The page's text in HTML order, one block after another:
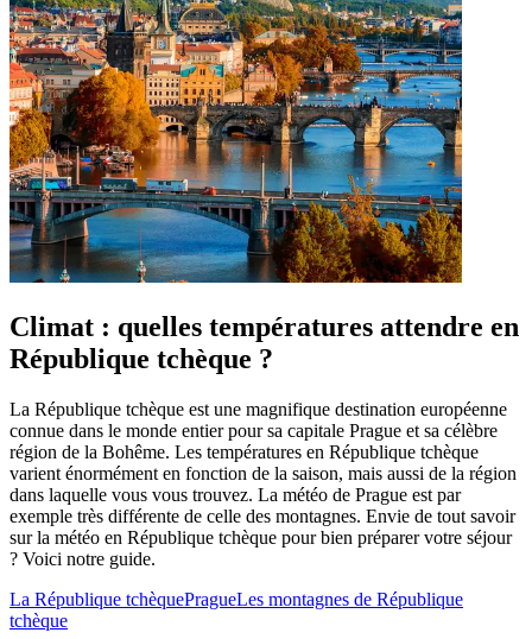
Climat : quelles températures attendre en
République tchèque ?
La République tchèque est une magnifique destination européenne
connue dans le monde entier pour sa capitale Prague et sa célèbre
région de la Bohême. Les températures en République tchèque
varient énormément en fonction de la saison, mais aussi de la région
dans laquelle vous vous trouvez. La météo de Prague est par
exemple très différente de celle des montagnes. Envie de tout savoir
sur la météo en République tchèque pour bien préparer votre séjour
? Voici notre guide.
La République tchèquePragueLes montagnes de République
tchèque